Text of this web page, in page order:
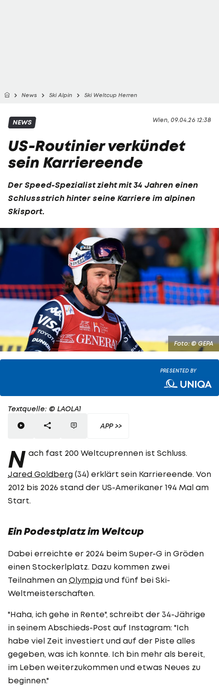
News Ski Alpin Ski Weltcup Herren
Wien, 09.04.26 12:38
NEWS
US-Routinier verkündet
sein Karriereende
Der Speed-Spezialist zieht mit 34 Jahren einen
Schlussstrich hinter seine Karriere im alpinen
Skisport.
Foto: © GEPA
PRESENTED BY
Textquelle: © LAOLA1
APP >>
N ach fast 200 Weltcuprennen ist Schluss.
Jared Goldberg (34) erklärt sein Karriereende. Von
2012 bis 2026 stand der US-Amerikaner 194 Mal am
Start.
Ein Podestplatz im Weltcup
Dabei erreichte er 2024 beim Super-G in Gröden
einen Stockerlplatz. Dazu kommen zwei
Teilnahmen an Olympia und fünf bei Ski-
Weltmeisterschaften.
"Haha, ich gehe in Rente", schreibt der 34-Jährige
in seinem Abschieds-Post auf Instagram: "Ich
habe viel Zeit investiert und auf der Piste alles
gegeben, was ich konnte. Ich bin mehr als bereit,
im Leben weiterzukommen und etwas Neues zu
beginnen."